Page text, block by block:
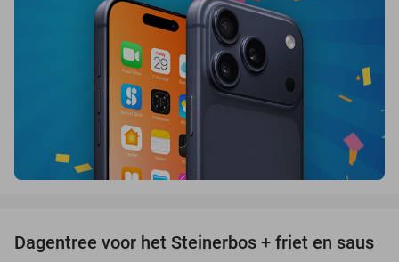
37%
Dagentree voor het Steinerbos + friet en saus